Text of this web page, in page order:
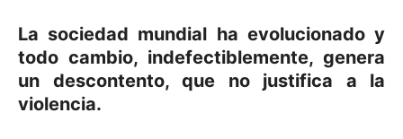
La sociedad mundial ha evolucionado y
todo cambio, indefectiblemente, genera
un descontento, que no justifica a la
violencia.